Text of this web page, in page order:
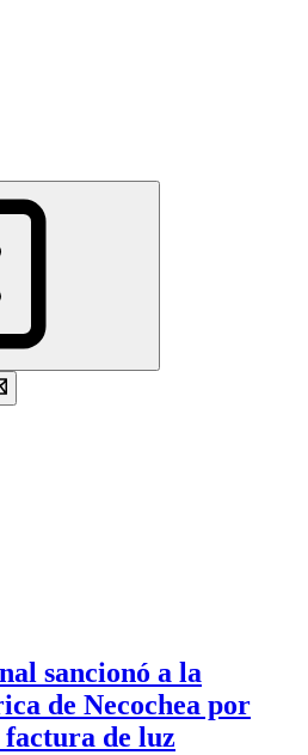
sancionó a la
de Necochea por
de luz